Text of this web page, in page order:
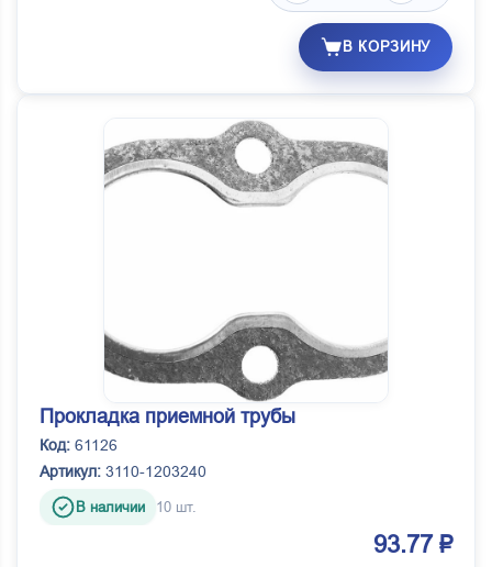
В КОРЗИНУ
Прокладка приемной трубы
Код: 61126
Артикул: 3110-1203240
В наличии 10 шт.
93.77 ₽